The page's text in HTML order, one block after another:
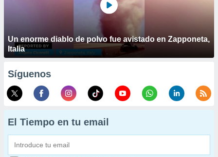
Un enorme diablo de polvo fue avistado en Zapponeta,
Italia
Síguenos
El Tiempo en tu email